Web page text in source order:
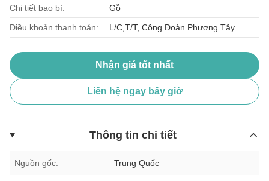
Chi tiết bao bì: Gỗ
Điều khoản thanh toán: L/C,T/T, Công Đoàn Phương Tây
Nhận giá tốt nhất
Liên hệ ngay bây giờ
Thông tin chi tiết
Nguồn gốc: Trung Quốc